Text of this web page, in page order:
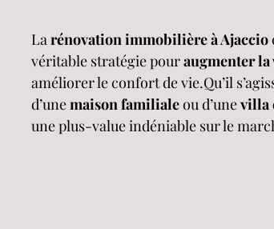
La rénovation immobilière à Ajaccio
véritable stratégie pour augmenter la
améliorer le confort de vie.Qu’il
d’une maison familiale ou d’une villa
une plus-value indéniable sur le